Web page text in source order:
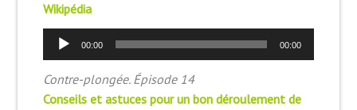
Wikipédia
Lecteur
audio
00:00 00:00
Contre-plongée. Épisode 14
Conseils et astuces pour un bon déroulement de